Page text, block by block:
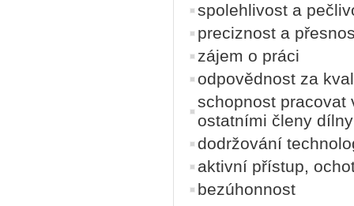
spolehlivost a
preciznost a
zájem o práci
odpovědnost za
schopnost pracovat
ostatními členy dílny
dodržování
aktivní přístup,
bezúhonnost